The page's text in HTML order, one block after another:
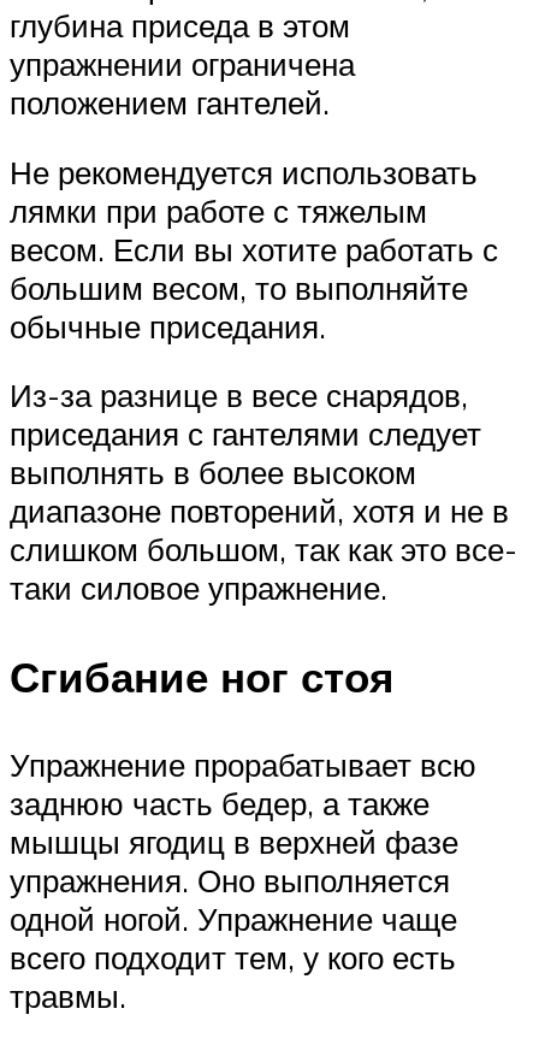
глубина приседа в этом
упражнении ограничена
положением гантелей.
Не рекомендуется использовать
лямки при работе с тяжелым
весом. Если вы хотите работать с
большим весом, то выполняйте
обычные приседания.
Из-за разнице в весе снарядов,
приседания с гантелями следует
выполнять в более высоком
диапазоне повторений, хотя и не в
слишком большом, так как это все-
таки силовое упражнение.
Сгибание ног стоя
Упражнение прорабатывает всю
заднюю часть бедер, а также
мышцы ягодиц в верхней фазе
упражнения. Оно выполняется
одной ногой. Упражнение чаще
всего подходит тем, у кого есть
травмы.